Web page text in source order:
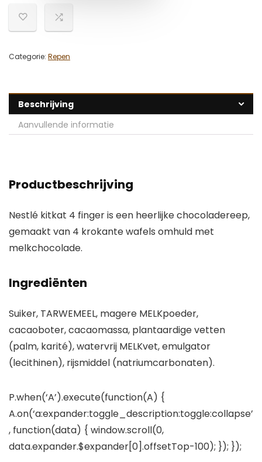
Categorie: Repen
Beschrijving
Aanvullende informatie
Productbeschrijving
Nestlé kitkat 4 finger is een heerlijke chocoladereep,
gemaakt van 4 krokante wafels omhuld met
melkchocolade.
Ingrediënten
Suiker, TARWEMEEL, magere MELKpoeder,
cacaoboter, cacaomassa, plantaardige vetten
(palm, karité), watervrij MELKvet, emulgator
(lecithinen), rijsmiddel (natriumcarbonaten).
P.when(‘A’).execute(function(A) {
A.on(‘a:expander:toggle_description:toggle:collapse’
, function(data) { window.scroll(0,
data.expander.$expander[0].offsetTop-100); }); });